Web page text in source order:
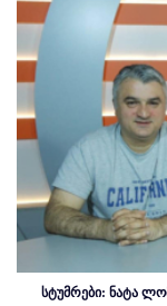
სტუმრები: ნატა